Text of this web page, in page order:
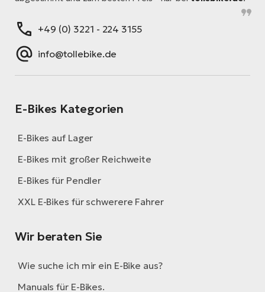
+49 (0) 3221 - 224 3155
info@tollebike.de
E-Bikes Kategorien
E-Bikes auf Lager
E-Bikes mit großer Reichweite
E-Bikes für Pendler
XXL E-Bikes für schwerere Fahrer
Wir beraten Sie
Wie suche ich mir ein E-Bike aus?
Manuals für E-Bikes.